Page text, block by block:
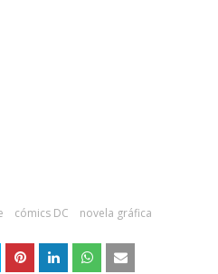
cómics DC novela gráfica